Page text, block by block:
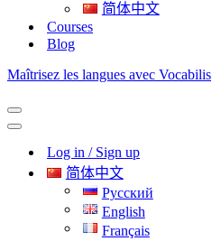
简体中文
Courses
Blog
Maîtrisez les langues avec Vocabilis
Log in / Sign up
简体中文
Русский
English
Français